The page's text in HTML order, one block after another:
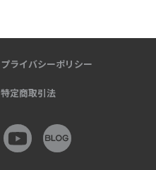
プライバシーポリシー
特定商取引法